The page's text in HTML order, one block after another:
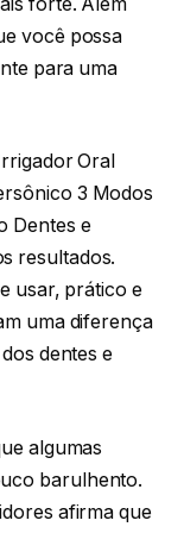
você possa
para uma
Oral
3 Modos
Dentes e
resultados.
usar, prático e
uma diferença
dentes e
algumas
barulhento.
afirma que